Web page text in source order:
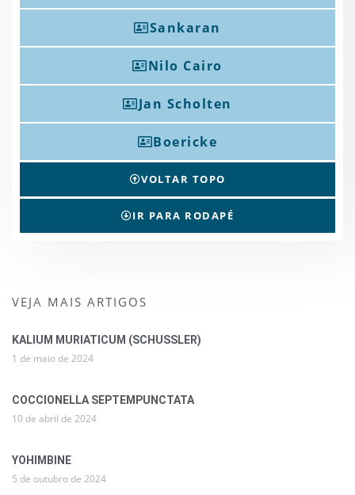
Sankaran
Nilo Cairo
Jan Scholten
Boericke
VOLTAR TOPO
IR PARA RODAPÉ
VEJA MAIS ARTIGOS
KALIUM MURIATICUM (SCHUSSLER)
1 de maio de 2024
COCCIONELLA SEPTEMPUNCTATA
10 de abril de 2024
YOHIMBINE
5 de outubro de 2024